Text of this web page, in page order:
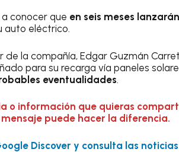
conocer que en seis meses
auto eléctrico.
de la compañía, Edgar Guzmán
para su recarga vía paneles
eventualidades.
o información que quieras
mensaje puede hacer la diferencia.
Discover y consulta las